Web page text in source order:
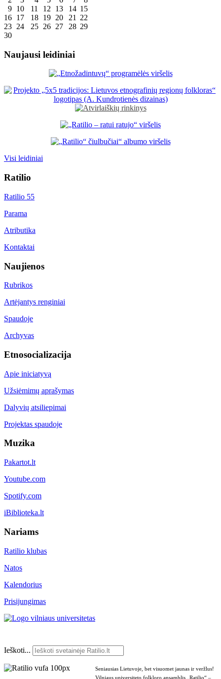
9 10 11 12 13 14 15
16 17 18 19 20 21
22
23 24 25 26 27 28 29
30
Naujausi leidiniai
Visi leidiniai
Ratilio
Ratilio 55
Parama
Atributika
Kontaktai
Naujienos
Rubrikos
Artėjantys renginiai
Spaudoje
Archyvas
Etnosocializacija
Apie iniciatyvą
Užsiėmimų aprašymas
Dalyvių atsiliepimai
Projektas spaudoje
Muzika
Pakartot.lt
Youtube.com
Spotify.com
iBiblioteka.lt
Nariams
Ratilio klubas
Natos
Kalendorius
Prisijungimas
Ieškoti...
Seniausias Lietuvoje, bet visuomet jaunas ir veržlus!
Vilniaus universiteto folkloro ansamblis „Ratilio“ –